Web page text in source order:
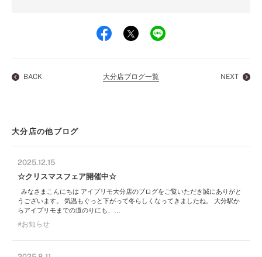
BACK 大分店ブログ一覧 NEXT
大分店の他ブログ
2025.12.15
☆クリスマスフェア開催中☆
みなさまこんにちは アイプリモ大分店のブログをご覧いただき誠にありがと
うございます。 気温もぐっと下がって冬らしくなってきましたね。 大分駅か
らアイプリモまでの道のりにも、…
お知らせ